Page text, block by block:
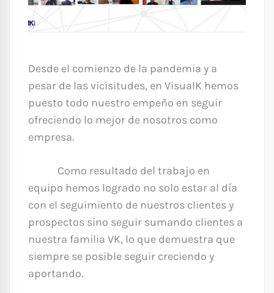
Desde el comienzo de la pandemia y a
pesar de las vicisitudes, en VisualK hemos
puesto todo nuestro empeño en seguir
ofreciendo lo mejor de nosotros como
empresa.
Como resultado del trabajo en
equipo hemos logrado no solo estar al día
con el seguimiento de nuestros clientes y
prospectos sino seguir sumando clientes a
nuestra familia VK, lo que demuestra que
siempre se posible seguir creciendo y
aportando.